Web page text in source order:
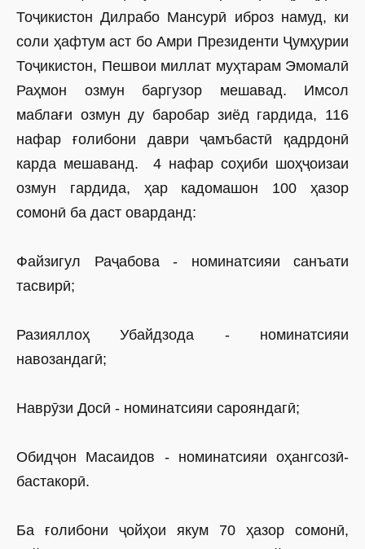
Тоҷикистон Дилрабо Мансурӣ иброз намуд, ки
соли ҳафтум аст бо Амри Президенти Ҷумҳурии
Тоҷикистон, Пешвои миллат муҳтарам Эмомалӣ
Раҳмон озмун баргузор мешавад. Имсол
маблағи озмун ду баробар зиёд гардида, 116
нафар ғолибони даври ҷамъбастӣ қадрдонӣ
карда мешаванд. 4 нафар соҳиби шоҳҷоизаи
озмун гардида, ҳар кадомашон 100 ҳазор
сомонӣ ба даст оварданд:
Файзигул Раҷабова - номинатсияи санъати
тасвирӣ;
Разияллоҳ Убайдзода - номинатсияи
навозандагӣ;
Наврӯзи Досӣ - номинатсияи сарояндагӣ;
Обидҷон Масаидов - номинатсияи оҳангсозӣ-
бастакорӣ.
Ба ғолибони ҷойҳои якум 70 ҳазор сомонӣ,